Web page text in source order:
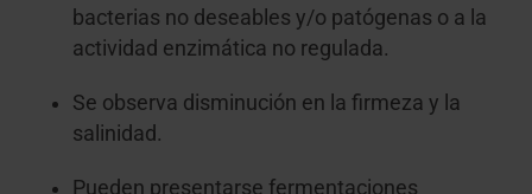
bacterias no deseables y/o patógenas o a la
actividad enzimática no regulada.
Se observa disminución en la firmeza y la
salinidad.
Pueden presentarse fermentaciones